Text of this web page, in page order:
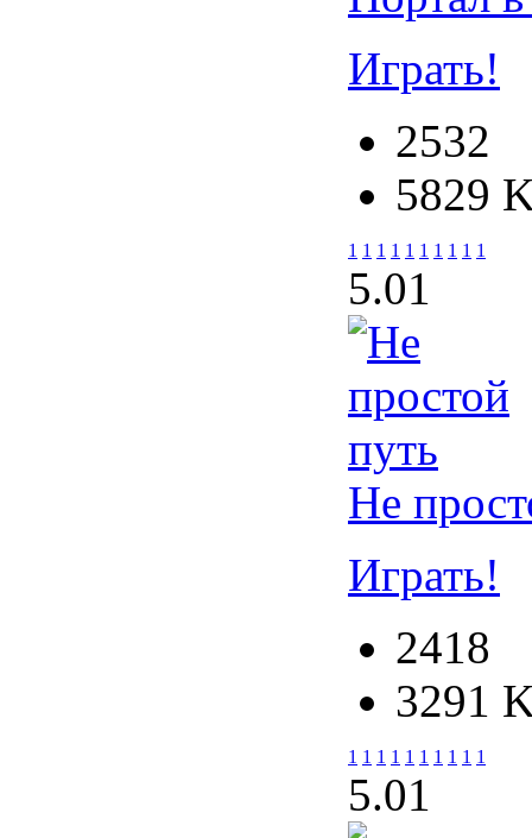
Играть!
2532
5829
1 1 1 1 1 1 1 1 1 1
5.01
Не
Играть!
2418
3291
1 1 1 1 1 1 1 1 1 1
5.01